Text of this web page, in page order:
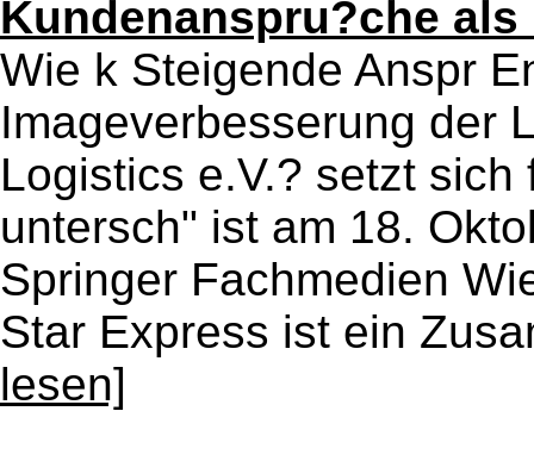
Kundenanspru?che
Wie k Steigende Anspr
Imageverbesserung der
Logistics e.V.? setzt
untersch" ist am 18.
Springer Fachmedien
Star Express ist ein
lesen]